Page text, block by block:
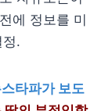
에 정보를 미
.
타파가 보도